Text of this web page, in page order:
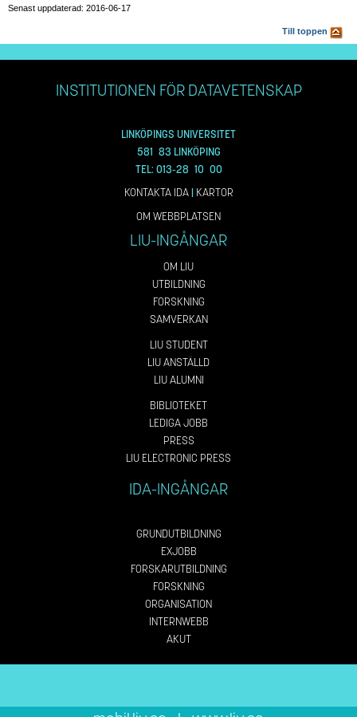
Senast uppdaterad: 2016-06-17
Till toppen
INSTITUTIONEN FÖR DATAVETENSKAP
LINKÖPINGS UNIVERSITET
581 83 LINKÖPING
TEL: 013-28 10 00
KONTAKTA IDA| KARTOR
OM WEBBPLATSEN
LIU-INGÅNGAR
OM LIU
UTBILDNING
FORSKNING
SAMVERKAN
LIU STUDENT
LIU ANSTÄLLD
LIU ALUMNI
BIBLIOTEKET
LEDIGA JOBB
PRESS
LIU ELECTRONIC PRESS
IDA-INGÅNGAR
GRUNDUTBILDNING
EXJOBB
FORSKARUTBILDNING
FORSKNING
ORGANISATION
INTERNWEBB
AKUT